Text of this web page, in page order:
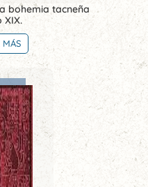
bohemia tacneña
XIX.
MÁS